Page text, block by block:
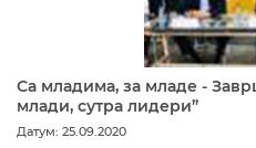
Са младима, за младе -
млади, сутра лидери”
Датум: 25.09.2020